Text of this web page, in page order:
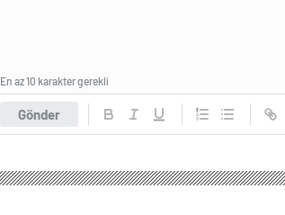
Gönder
En az 10 karakter gerekli